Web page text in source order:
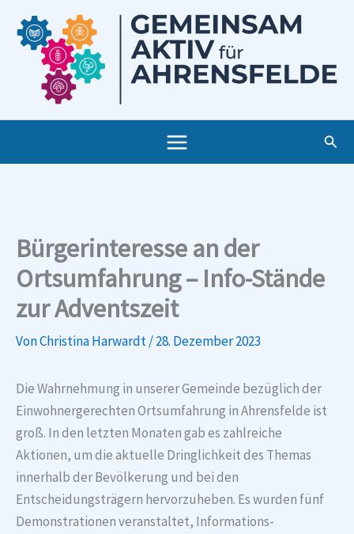
Inhalt
springen
Bürgerinteresse an der
Ortsumfahrung – Info-Stände
zur Adventszeit
VonChristina Harwardt/28. Dezember 2023
Die Wahrnehmung in unserer Gemeinde bezüglich der
Einwohnergerechten Ortsumfahrung in Ahrensfelde ist
groß. In den letzten Monaten gab es zahlreiche
Aktionen, um die aktuelle Dringlichkeit des Themas
innerhalb der Bevölkerung und bei den
Entscheidungsträgern hervorzuheben. Es wurden fünf
Demonstrationen veranstaltet, Informations-